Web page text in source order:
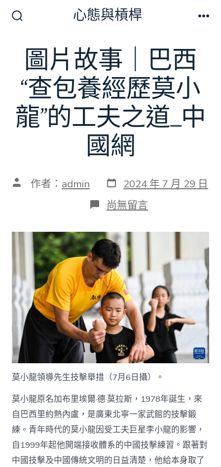
切
開
關
心態與槓桿
圖片故事｜巴西
“查包養經歷莫小
龍”的工夫之道_中
國網
文 作者： admin 發
表
日
期
2024 年 7 月 29 日
在
〈圖
故
事
｜
巴
西
“查
包
養
經
歷
莫
小
龍”
的
工
夫
之
道
_
中
國
網〉
中
尚無留言
莫小龍領導先生技擊舉措（7月6日攝）。
莫小龍原名加布里埃爾·德·莫拉斯，1978年誕生，來
自巴西里約熱內盧，是廣東北寧一家武館的技擊鍛
練。青年時代的莫小龍因受工夫巨星李小龍的影響，
自1999年起他開端接收體系的中國技擊練習。跟著對
中國技擊及中國傳統文明的日益清楚，他給本身取了